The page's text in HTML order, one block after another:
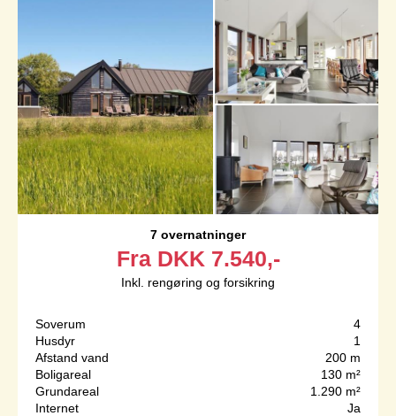
7 overnatninger
Fra DKK 7.540,-
Inkl. rengøring og forsikring
Soverum
4
Husdyr
1
Afstand vand
200 m
Boligareal
130 m²
Grundareal
1.290 m²
Internet
Ja